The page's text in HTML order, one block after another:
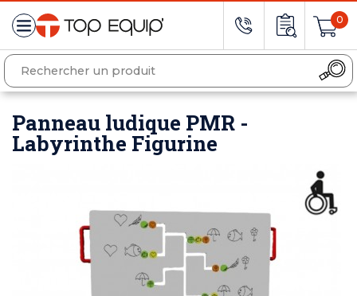
0
Panneau ludique PMR -
Labyrinthe Figurine